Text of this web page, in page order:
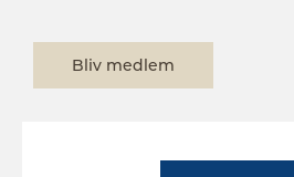
Bliv medlem